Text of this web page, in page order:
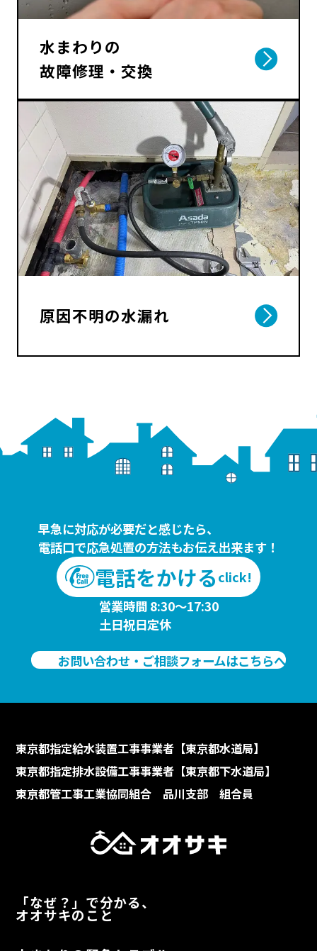
水まわりの
故障修理・交換
原因不明の水漏れ
早急に対応が必要だと感じたら、
電話口で応急処置の方法もお伝え出来ます！
電話をかけるclick!
営業時間 8:30～17:30
土日祝日定休
お問い合わせ・ご相談フォームはこちらへ
東京都指定給水装置工事事業者【東京都水道局】
東京都指定排水設備工事事業者【東京都下水道局】
東京都管工事工業協同組合 品川支部 組合員
「なぜ？」で分かる、
オオサキのこと